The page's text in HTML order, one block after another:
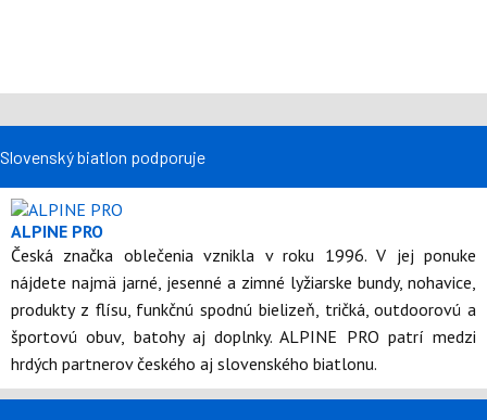
Slovenský biatlon podporuje
ALPINE PRO
Česká značka oblečenia vznikla v roku 1996. V jej ponuke
nájdete najmä jarné, jesenné a zimné lyžiarske bundy, nohavice,
produkty z flísu, funkčnú spodnú bielizeň, tričká, outdoorovú a
športovú obuv, batohy aj doplnky. ALPINE PRO patrí medzi
hrdých partnerov českého aj slovenského biatlonu.